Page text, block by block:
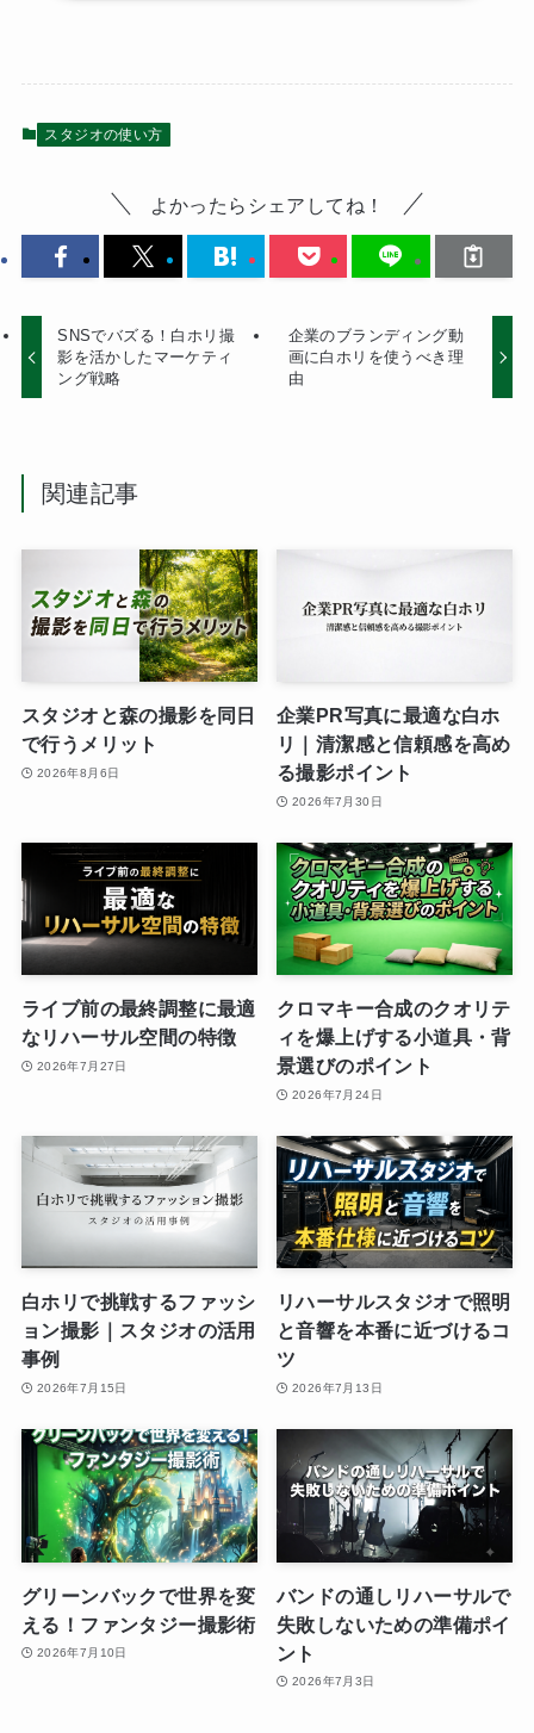
スタジオの使い方
よかったらシェアしてね！
SNSでバズる！白ホリ撮
影を活かしたマーケティ
ング戦略
企業のブランディング動
画に白ホリを使うべき理
由
関連記事
スタジオと森の撮影を同日
で行うメリット
2026年8月6日
企業PR写真に最適な白ホ
リ｜清潔感と信頼感を高め
る撮影ポイント
2026年7月30日
ライブ前の最終調整に最適
なリハーサル空間の特徴
2026年7月27日
クロマキー合成のクオリテ
ィを爆上げする小道具・背
景選びのポイント
2026年7月24日
白ホリで挑戦するファッシ
ョン撮影｜スタジオの活用
事例
2026年7月15日
リハーサルスタジオで照明
と音響を本番に近づけるコ
ツ
2026年7月13日
グリーンバックで世界を変
える！ファンタジー撮影術
2026年7月10日
バンドの通しリハーサルで
失敗しないための準備ポイ
ント
2026年7月3日